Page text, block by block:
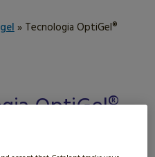
» Tecnologia OptiGel®
OptiGel®